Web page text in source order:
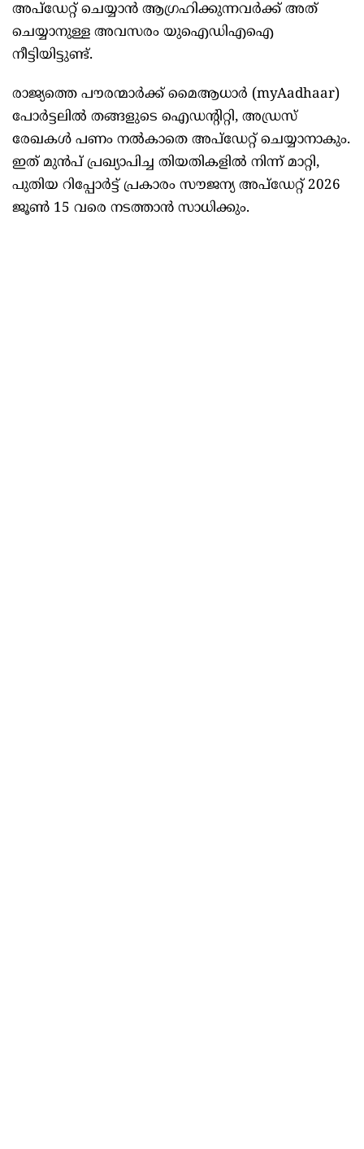
അപ്‌ഡേറ്റ് ചെയ്യാൻ ആഗ്രഹിക്കുന്നവർക്ക് അത്
ചെയ്യാനുള്ള അവസരം യുഐഡിഎഐ
നീട്ടിയിട്ടുണ്ട്.
രാജ്യത്തെ പൗരന്മാർക്ക് മൈആധാർ (myAadhaar)
പോർട്ടലിൽ തങ്ങളുടെ ഐഡന്റിറ്റി, അഡ്രസ്
രേഖകൾ പണം നൽകാതെ അപ്‌ഡേറ്റ് ചെയ്യാനാകും.
ഇത് മുൻപ് പ്രഖ്യാപിച്ച തിയതികളിൽ നിന്ന് മാറ്റി,
പുതിയ റിപ്പോർട്ട് പ്രകാരം സൗജന്യ അപ്‌ഡേറ്റ് 2026
ജൂൺ 15 വരെ നടത്താൻ സാധിക്കും.